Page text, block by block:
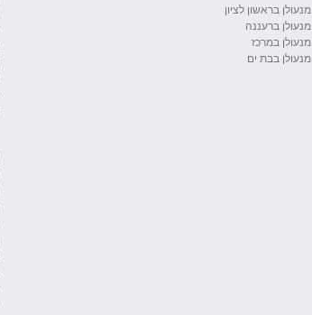
מנעולן בראשון לציון
מנעולן ברעננה
מנעולן במרכז
מנעולן בבת ים